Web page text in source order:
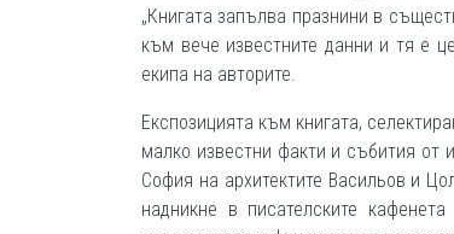
„Книгата запълва празнини в
към вече известните данни и тя е
екипа на авторите.
Експозицията към книгата,
малко известни факти и събития от
София на архитектите Васильов и
надникне в писателските